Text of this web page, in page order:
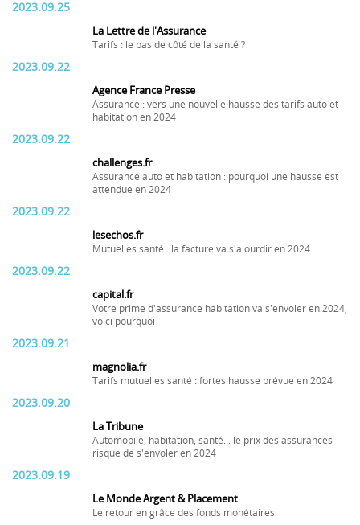
2023.09.25
La Lettre de l'Assurance
Tarifs : le pas de côté de la santé ?
2023.09.22
Agence France Presse
Assurance : vers une nouvelle hausse des tarifs auto et
habitation en 2024
2023.09.22
challenges.fr
Assurance auto et habitation : pourquoi une hausse est
attendue en 2024
2023.09.22
lesechos.fr
Mutuelles santé : la facture va s'alourdir en 2024
2023.09.22
capital.fr
Votre prime d'assurance habitation va s'envoler en 2024,
voici pourquoi
2023.09.21
magnolia.fr
Tarifs mutuelles santé : fortes hausse prévue en 2024
2023.09.20
La Tribune
Automobile, habitation, santé... le prix des assurances
risque de s'envoler en 2024
2023.09.19
Le Monde Argent & Placement
Le retour en grâce des fonds monétaires